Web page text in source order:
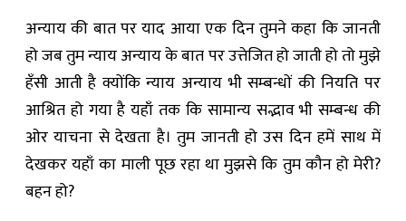
अन्याय की बात पर याद आया एक दिन तुमने कहा कि जानती
हो जब तुम न्याय अन्याय के बात पर उत्तेजित हो जाती हो तो मुझे
हँसी आती है क्योंकि न्याय अन्याय भी सम्बन्धों की नियति पर
आश्रित हो गया है यहाँ तक कि सामान्य सद्भाव भी सम्बन्ध की
ओर याचना से देखता है। तुम जानती हो उस दिन हमें साथ में
देखकर यहाँ का माली पूछ रहा था मुझसे कि तुम कौन हो मेरी?
बहन हो?